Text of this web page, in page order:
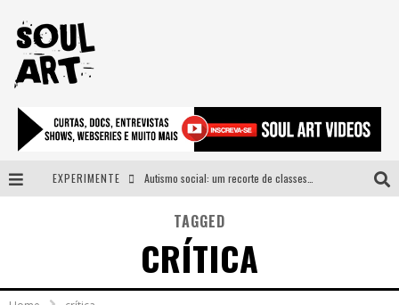
EXPERIMENTE
A subida da rampa é diferente!
Faça o bem! Mas, sem olhar a quem!?
Novo single de Arnaldo Tifu, “De Testa” explora brasilidade em sons, cores e símbolos
TAGGED
CRÍTICA